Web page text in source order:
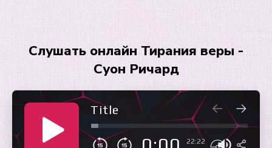
Слушать онлайн Тирания веры -
Суон Ричард
Title
22:22